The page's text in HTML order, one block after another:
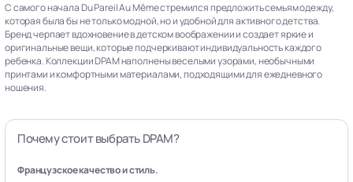
С самого начала Du Pareil Au Même стремился предложить семьям одежду,
которая была бы не только модной, но и удобной для активного детства.
Бренд черпает вдохновение в детском воображении и создает яркие и
оригинальные вещи, которые подчеркивают индивидуальность каждого
ребенка. Коллекции DPAM наполнены веселыми узорами, необычными
принтами и комфортными материалами, подходящими для ежедневного
ношения.
Почему стоит выбрать DPAM?
Французское качество и стиль.